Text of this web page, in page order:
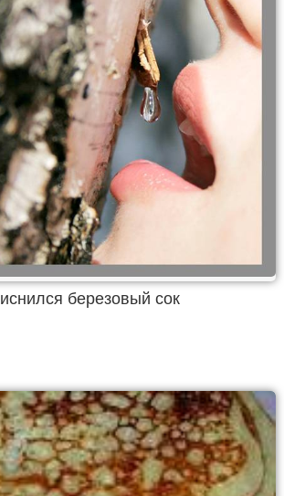
березовый сок